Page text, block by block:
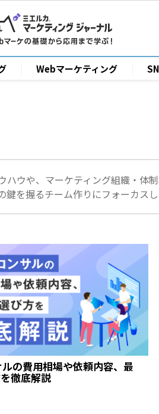
Webマーケティング
ウや、マーケティング組織・体
を握るチーム作りにフォーカスし
の費用相場や依頼内容、最
徹底解説